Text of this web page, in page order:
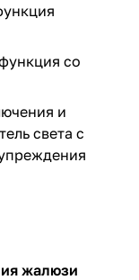
со
и
света с
жалюзи